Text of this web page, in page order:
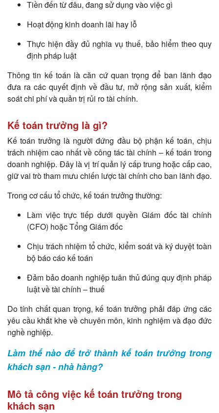
Tiền đến từ đâu, đang sử dụng vào việc gì
Hoạt động kinh doanh lãi hay lỗ
Thực hiện đầy đủ nghĩa vụ thuế, bảo hiểm theo quy
định pháp luật
Thông tin kế toán là căn cứ quan trọng để ban lãnh đạo
đưa ra các quyết định về đầu tư, mở rộng sản xuất, kiểm
soát chi phí và quản trị rủi ro tài chính.
Kế toán trưởng là gì?
Kế toán trưởng là người đứng đầu bộ phận kế toán, chịu
trách nhiệm cao nhất về công tác tài chính – kế toán trong
doanh nghiệp. Đây là vị trí quản lý cấp trung hoặc cấp cao,
giữ vai trò tham mưu chiến lược tài chính cho ban lãnh đạo.
Trong cơ cấu tổ chức, kế toán trưởng thường:
Làm việc trực tiếp dưới quyền Giám đốc tài chính
(CFO) hoặc Tổng Giám đốc
Chịu trách nhiệm tổ chức, kiểm soát và ký duyệt toàn
bộ báo cáo kế toán
Đảm bảo doanh nghiệp tuân thủ đúng quy định pháp
luật về tài chính – thuế
Do tính chất quan trọng, kế toán trưởng phải đáp ứng các
yêu cầu khắt khe về chuyên môn, kinh nghiệm và đạo đức
nghề nghiệp.
Làm thế nào để trở thành kế toán trưởng trong
khách sạn - nhà hàng?
Mô tả công việc kế toán trưởng trong
khách sạn